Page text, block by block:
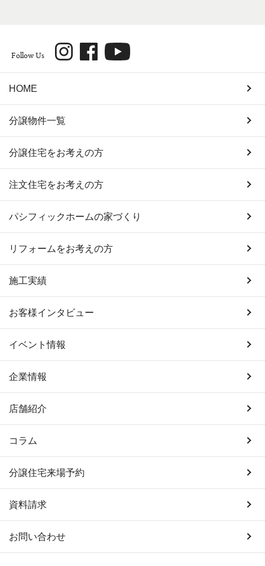
Follow Us
HOME
分譲物件一覧
分譲住宅をお考えの方
注文住宅をお考えの方
パシフィックホームの家づくり
リフォームをお考えの方
施工実績
お客様インタビュー
イベント情報
企業情報
店舗紹介
コラム
分譲住宅来場予約
資料請求
お問い合わせ